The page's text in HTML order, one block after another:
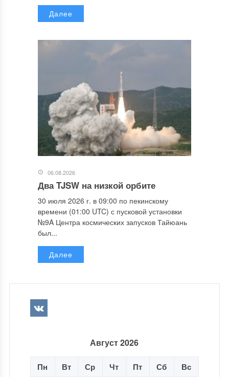
Далее
06.08.2026
Два TJSW на низкой орбите
30 июля 2026 г. в 09:00 по пекинскому
времени (01:00 UTC) с пусковой установки
№9A Центра космических запусков Тайюань
был...
Далее
Август 2026
Пн Вт Ср Чт Пт Сб Вс